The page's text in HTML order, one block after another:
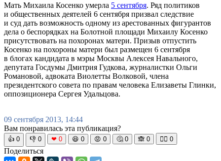
Мать Михаила Косенко умерла 5 сентября. Ряд политиков
и общественных деятелей 6 сентября призвал следствие
и суд дать возможность одному из арестованных фигурантов
дела о беспорядках на Болотной площади Михаилу Косенко
присутствовать на похоронах матери. Призыв отпустить
Косенко на похороны матери был размещен 6 сентября
в блогах кандидата в мэры Москвы Алексея Навального,
депутата Госдумы Дмитрия Гудкова, журналистки Ольги
Романовой, адвоката Виолетты Волковой, члена
президентского совета по правам человека Елизаветы Глинки,
оппозиционера Сергея Удальцова.
09 сентября 2013, 14:44
Вам понравилась эта публикация?
👍 0 👎 0 ❤ 0 😆 0 😡 0 🤔 0 🙈 0 🧘‍♀️ 0
Поделиться